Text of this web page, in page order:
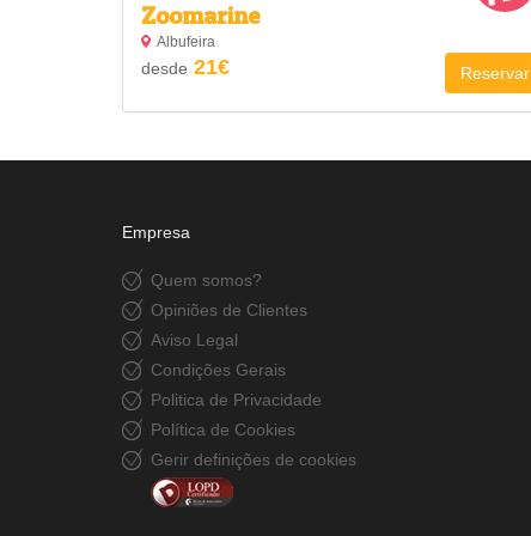
Zoomarine
Albufeira
desde 21€ Reservar
Empresa
Quem somos?
Opiniões de Clientes
Aviso Legal
Condições Gerais
Politica de Privacidade
Política de Cookies
Gerir definições de cookies